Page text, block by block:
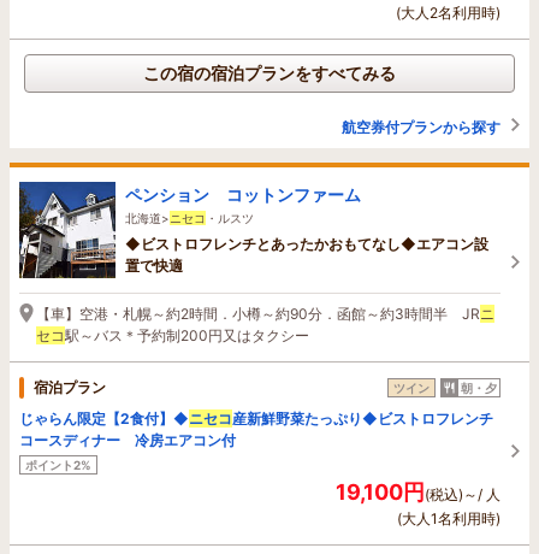
(大人2名利用時)
この宿の宿泊プランをすべてみる
航空券付プランから探す
ペンション コットンファーム
北海道> ニセコ ・ルスツ
◆ビストロフレンチとあったかおもてなし◆エアコン設
置で快適
【車】空港・札幌～約2時間．小樽～約90分．函館～約3時間半 JR ニ
セコ駅～バス＊予約制200円又はタクシー
宿泊プラン ツイン 朝・夕
じゃらん限定【2食付】◆ニセコ産新鮮野菜たっぷり◆ビストロフレンチ
コースディナー 冷房エアコン付
ポイント2%
19,100円(税込)～/ 人
(大人1名利用時)